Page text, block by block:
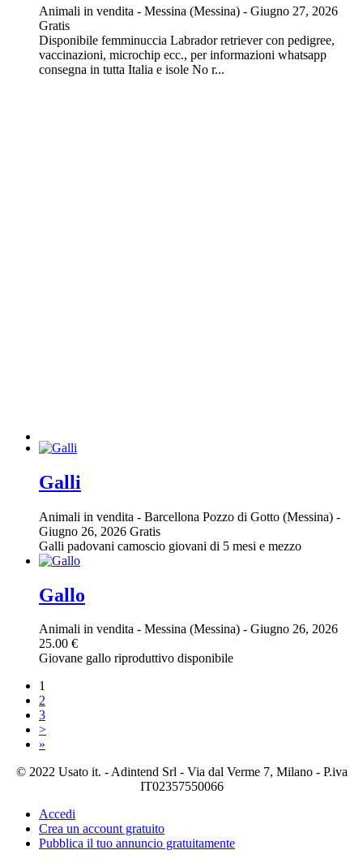
Animali in vendita - Messina (Messina) - Giugno 27, 2026
Gratis
Disponibile femminuccia Labrador retriever con pedigree,
vaccinazioni, microchip ecc., per informazioni whatsapp
consegna in tutta Italia e isole No r...
Galli
Animali in vendita - Barcellona Pozzo di Gotto (Messina) -
Giugno 26, 2026 Gratis
Galli padovani camoscio giovani di 5 mesi e mezzo
Gallo
Animali in vendita - Messina (Messina) - Giugno 26, 2026
25.00 €
Giovane gallo riproduttivo disponibile
1
2
3
>
»
© 2022 Usato it. - Adintend Srl - Via dal Verme 7, Milano - P.iva
IT02357550066
Accedi
Crea un account gratuito
Pubblica il tuo annuncio gratuitamente